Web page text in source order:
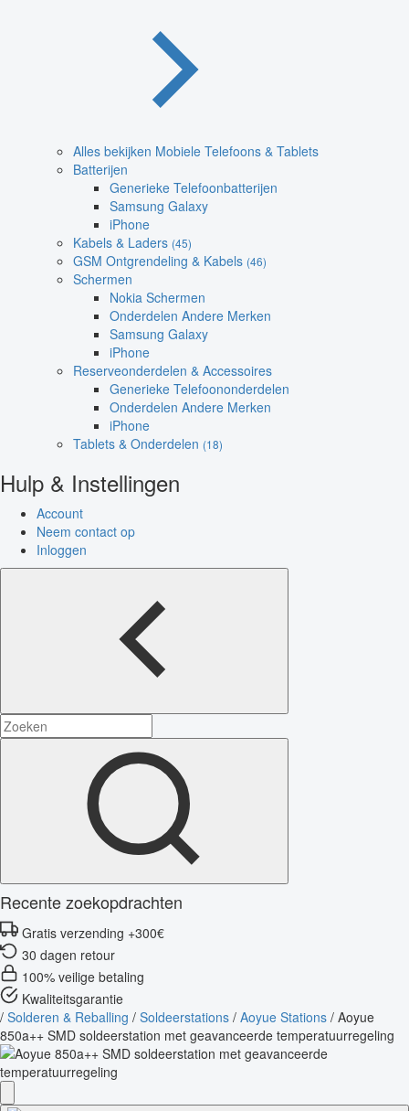
Alles bekijken Mobiele Telefoons & Tablets
Batterijen
Generieke Telefoonbatterijen
Samsung Galaxy
iPhone
Kabels & Laders (45)
GSM Ontgrendeling & Kabels (46)
Schermen
Nokia Schermen
Onderdelen Andere Merken
Samsung Galaxy
iPhone
Reserveonderdelen & Accessoires
Generieke Telefoononderdelen
Onderdelen Andere Merken
iPhone
Tablets & Onderdelen (18)
Hulp & Instellingen
Account
Neem contact op
Inloggen
Recente zoekopdrachten
Gratis verzending +300€
30 dagen retour
100% veilige betaling
Kwaliteitsgarantie
/ Solderen & Reballing / Soldeerstations / Aoyue Stations / Aoyue
850a++ SMD soldeerstation met geavanceerde temperatuurregeling